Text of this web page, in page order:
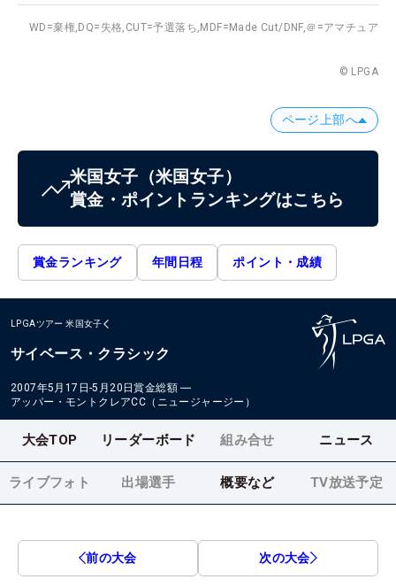
WD=棄権, DQ=失格, CUT=予選落ち, MDF=Made Cut/DNF,＠=アマチュア
© LPGA
ページ上部へ
米国女子 （米国女子）
賞金・ポイントランキングはこちら
賞金ランキング 年間日程 ポイント・成績
LPGAツアー 米国女子
サイベース・クラシック
2007年5月17日-5月20日賞金総額 ―
アッパー・モントクレアCC（ニュージャージー）
大会TOP リーダーボード 組み合せ ニュース
ライブフォト 出場選手 概要など TV放送予定
前の大会 次の大会